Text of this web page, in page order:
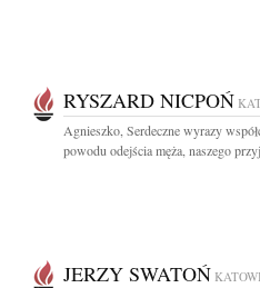
RYSZARD NICPOŃ
Agnieszko, Serdeczne wyrazy
powodu odejścia męża, naszego
JERZY SWATOŃ